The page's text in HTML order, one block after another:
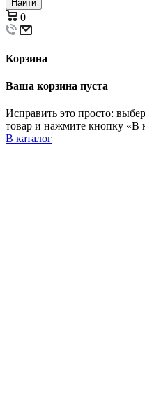
Найти
0
Корзина
Ваша корзина пуста
Исправить это просто:
товар и нажмите кнопку «В
В каталог